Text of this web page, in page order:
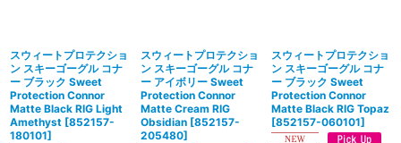
スウィートプロテクショ
ン スキーゴーグル コナ
ー ブラック Sweet
Protection Connor
Matte Black RIG Light
Amethyst [852157-
180101]
スウィートプロテクショ
ン スキーゴーグル コナ
ー アイボリー Sweet
Protection Connor
Matte Cream RIG
Obsidian [852157-
205480]
スウィートプロテクショ
ン スキーゴーグル コナ
ー ブラック Sweet
Protection Connor
Matte Black RIG Topaz
[852157-060101]